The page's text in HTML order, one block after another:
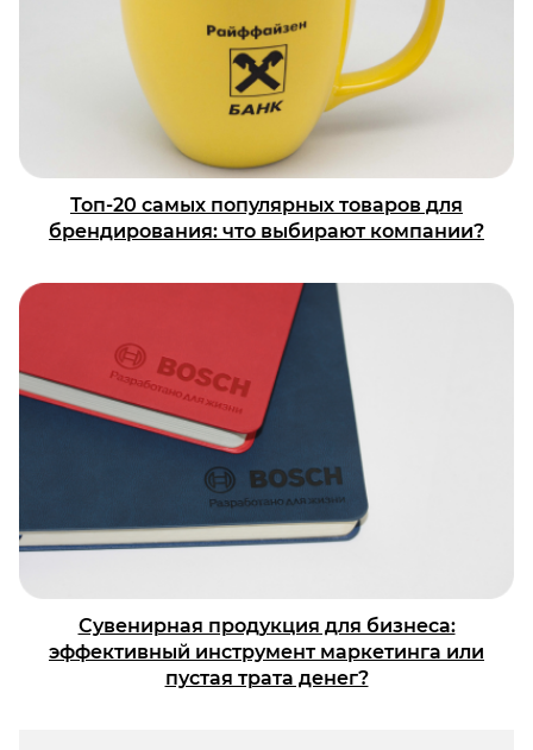
Топ-20 самых популярных товаров для
брендирования: что выбирают компании?
Сувенирная продукция для бизнеса:
эффективный инструмент маркетинга или
пустая трата денег?